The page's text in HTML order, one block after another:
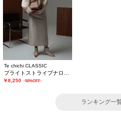
Te chichi CLASSIC
￥8,250 -50%OFF-
ランキング一